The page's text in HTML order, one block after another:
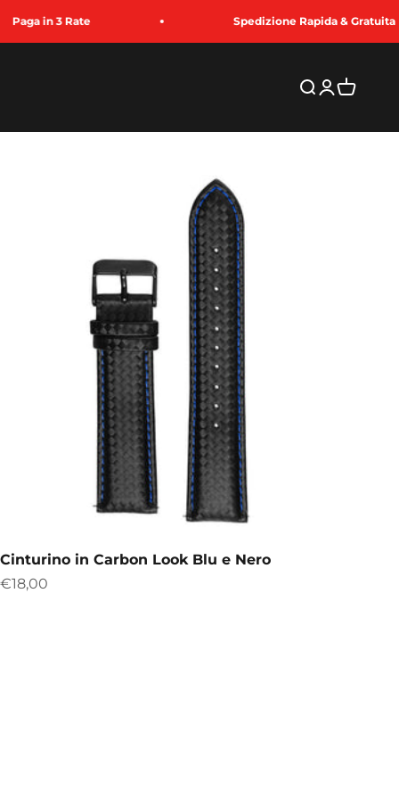
3 Rate Spedizione Rapida & Gratuita
Buscar
Iniciar
Carrito
Cinturino in Carbon Look Blu e Nero
Precio de oferta
€18,00